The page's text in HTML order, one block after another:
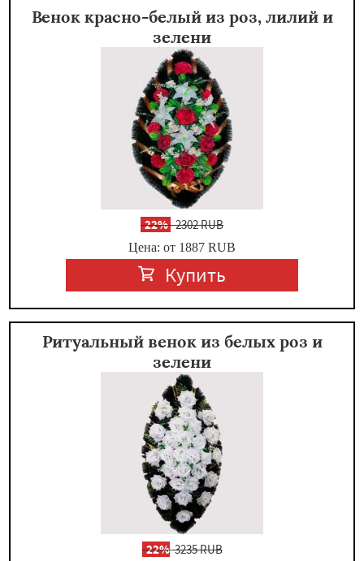
Венок красно-белый из роз, лилий и
зелени
-22%2302 RUB
Цена: от 1887 RUB
Купить
Ритуальный венок из белых роз и
зелени
-22%3235 RUB